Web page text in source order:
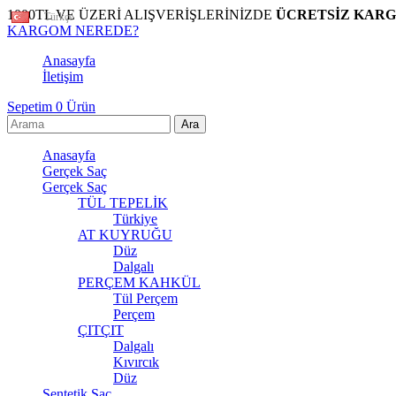
1000TL VE ÜZERİ ALIŞVERİŞLERİNİZDE ÜCRETSİZ
KARGOM NEREDE?
Türkçe
Anasayfa
İletişim
Sepetim 0 Ürün
Anasayfa
Gerçek Saç
Gerçek Saç
TÜL TEPELİK
Türkiye
AT KUYRUĞU
Düz
Dalgalı
PERÇEM KAHKÜL
Tül Perçem
Perçem
ÇITÇIT
Dalgalı
Kıvırcık
Düz